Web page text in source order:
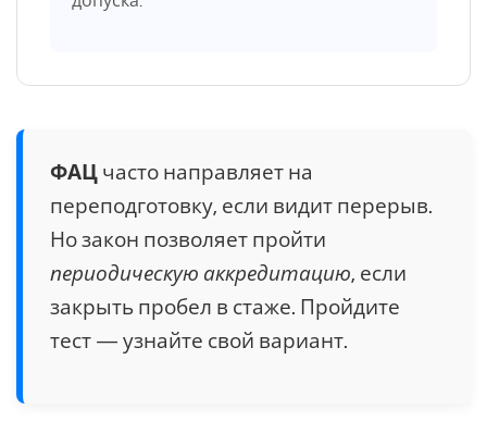
ФАЦ часто направляет на
переподготовку, если видит перерыв.
Но закон позволяет пройти
периодическую аккредитацию, если
закрыть пробел в стаже. Пройдите
тест — узнайте свой вариант.